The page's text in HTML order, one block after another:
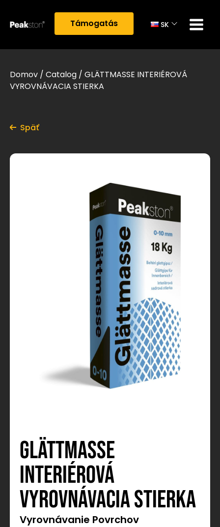
Támogatás SK
Domov / Catalog / GLÄTTMASSE INTERIÉROVÁ
VYROVNÁVACIA STIERKA
Späť
GLÄTTMASSE
INTERIÉROVÁ
VYROVNÁVACIA STIERKA
Vyrovnávanie Povrchov